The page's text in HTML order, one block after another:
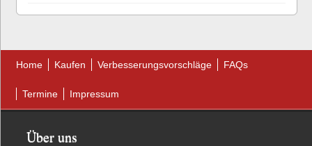
Home Kaufen Verbesserungsvorschläge FAQs
Termine Impressum
Über uns